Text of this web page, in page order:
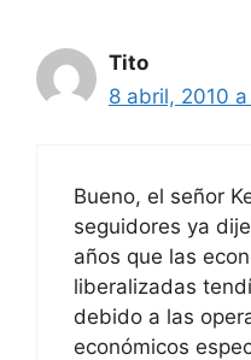
Tito
8 abril, 2010
Bueno, el señor
seguidores ya
años que las
liberalizadas
debido a las
económicos